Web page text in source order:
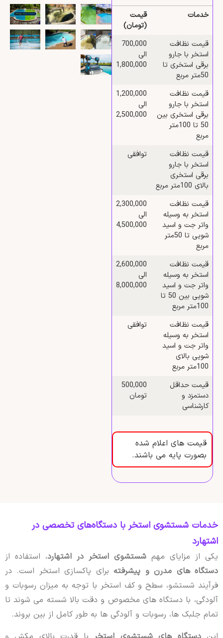
خدمات
قیمت
(تومان)
قیمت نظافت
استخر با جارو
برقی استخری تا
50متر مربع
700,000
الی
1,800,000
قیمت نظافت
استخر با جارو
برقی استخری بین
50 تا 100متر
مربع
1,200,000
الی
2,500,000
قیمت نظافت
استخر با جارو
برقی استخری
بالای 100متر مربع
توافقی
قیمت نظافت
استخر به وسیله
واتر جت و اسید
شویی تا 50متر
مربع
2,300,000
الی
4,500,000
قیمت نظافت
استخر به وسیله
واتر جت و اسید
شویی بین 50 تا
100متر مربع
2,600,000
الی
8,000,000
قیمت نظافت
استخر به وسیله
واتر جت و اسید
شویی بالای
100متر مربع
توافقی
قیمت حداقل
دستمزد و
کارشناسی
500,000
تومان
قیمت های اعلام شده
بصورت پایه می باشند.
خدمات شستشوی استخر با دستگاه‌های تخصصی در
اشتهارد
یکی از مزایای مهم شستشوی استخر در اشتهارد، استفاده از
دستگاه های مدرن و پیشرفتهبرای پاکسازی استخر است. در
فرآیند شستشو، سطح و کف استخر با توجه به میزان رسوبات و
آلودگی، با دستگاه های مخصوص و دقت بالا شسته می شوند تا
تمام جلبک ها، رسوبات و آلودگی ها به طور کامل از بین بروند.